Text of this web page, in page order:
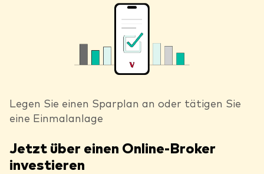
Legen Sie einen Sparplan an oder tätigen Sie
eine Einmalanlage
Jetzt über einen Online-Broker
investieren